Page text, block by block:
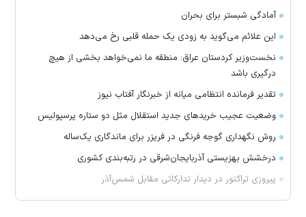
آمادگی شبستر برای بحران
این علائم می‌گوید به زودی یک حمله قلبی رخ می‌دهد
نخست‌وزیر کردستان عراق: منطقه ما نمی‌خواهد بخشی از هیچ
درگیری باشد
تقدیر فرمانده انتظامی میانه از خبرنگار آفتاب نیوز
وضعیت عجیب خرید‌های جدید استقلال مثل دو ستاره پرسپولیس
روش نگهداری گوجه فرنگی در فریزر برای ماندگاری یک‌ساله
درخشش بهزیستی آذربایجان‌شرقی در رتبه‌بندی کشوری
پیروزی تراکتور در دیدار تدارکاتی مقابل شمس‌آذر